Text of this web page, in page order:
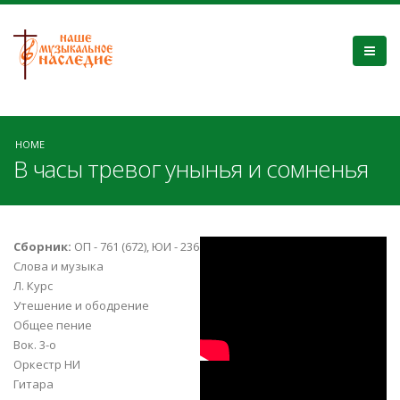
HOME
В часы тревог унынья и сомненья
Сборник: ОП - 761 (672), ЮИ - 236
Слова и музыка
Л. Курс
Утешение и ободрение
Общее пение
Вок. 3-о
Оркестр НИ
Гитара